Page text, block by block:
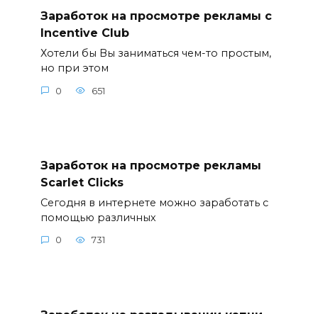
Заработок на просмотре рекламы с
Incentive Club
Хотели бы Вы заниматься чем-то простым,
но при этом
0 651
Заработок на просмотре рекламы
Scarlet Clicks
Сегодня в интернете можно заработать с
помощью различных
0 731